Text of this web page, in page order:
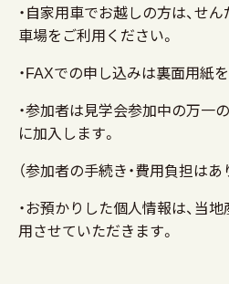
・自家用車でお越しの方は、せ
車場をご利用ください。
・FAXでの申し込みは裏面用紙
・参加者は見学会参加中の万一
に加入します。
（参加者の手続き・費用負担はあ
・お預かりした個人情報は、当
用させていただきます。